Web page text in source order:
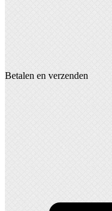
Betalen en verzenden